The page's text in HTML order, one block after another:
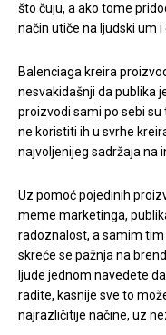
što čuju, a ako tome
način utiče na ljudski um
Balenciaga kreira
nesvakidašnji da publika
proizvodi sami po sebi
ne koristiti ih u svrhe
najvoljenijeg sadržaja na
Uz pomoć pojedinih
meme marketinga,
radoznalost, a samim
skreće se pažnja na
ljude jednom navedete
radite, kasnije sve to
najrazličitije načine, uz